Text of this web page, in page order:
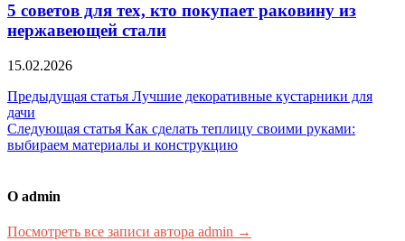
5 советов для тех, кто покупает раковину из
нержавеющей стали
15.02.2026
Навигация
по
записям
Предыдущая статья Лучшие декоративные кустарники для
дачи
Следующая статья Как сделать теплицу своими руками:
выбираем материалы и конструкцию
О admin
Посмотреть все записи автора admin →